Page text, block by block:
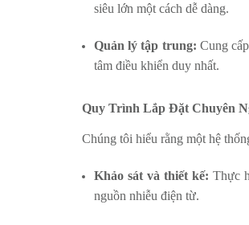
siêu lớn một cách dễ dàng.
Quản lý tập trung: Cung
tâm điều khiển duy nhất.
Quy Trình Lắp Đặt Chuyên
Chúng tôi hiểu rằng một hệ
Khảo sát và thiết kế: Thực
nguồn nhiễu điện từ.